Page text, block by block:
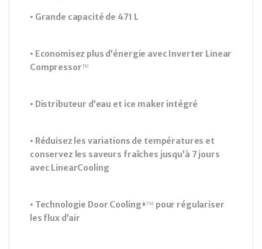
• Grande capacité de 471 L
• Economisez plus d’énergie avec Inverter Linear
Compressorᵀᴹ
• Distributeur d’eau et ice maker intégré
• Réduisez les variations de températures et
conservez les saveurs fraîches jusqu’à 7 jours
avec LinearCooling
• Technologie Door Cooling+ᵀᴹ pour régulariser
les flux d’air